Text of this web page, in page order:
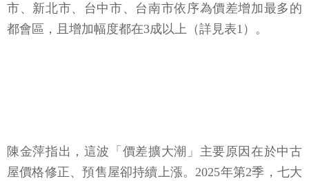
市、新北市、台中市、台南市依序為價差增加最多的
都會區，且增加幅度都在3成以上（詳見表1）。
陳金萍指出，這波「價差擴大潮」主要原因在於中古
屋價格修正、預售屋卻持續上漲。2025年第2季，七大